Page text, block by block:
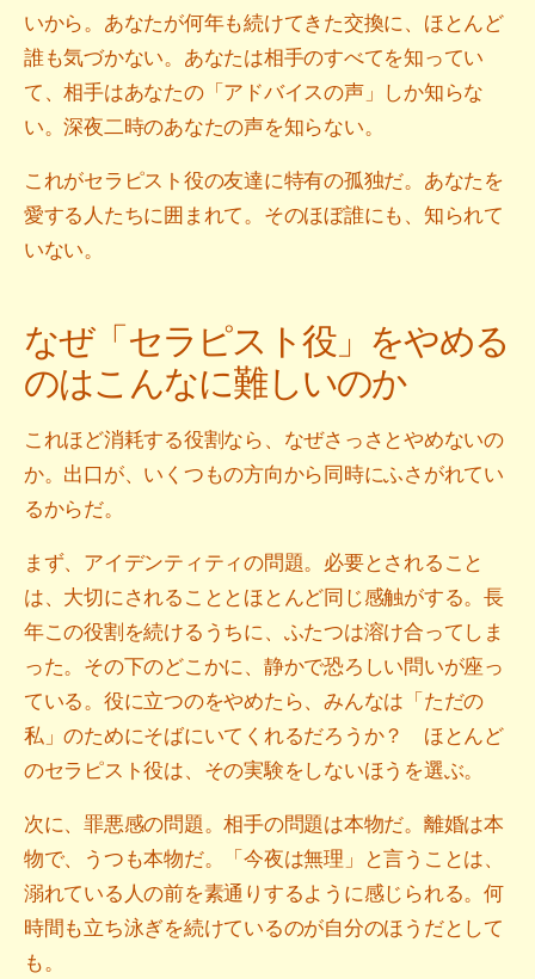
いから。あなたが何年も続けてきた交換に、ほとんど
誰も気づかない。あなたは相手のすべてを知ってい
て、相手はあなたの「アドバイスの声」しか知らな
い。深夜二時のあなたの声を知らない。
これがセラピスト役の友達に特有の孤独だ。あなたを
愛する人たちに囲まれて。そのほぼ誰にも、知られて
いない。
なぜ「セラピスト役」をやめる
のはこんなに難しいのか
これほど消耗する役割なら、なぜさっさとやめないの
か。出口が、いくつもの方向から同時にふさがれてい
るからだ。
まず、アイデンティティの問題。必要とされること
は、大切にされることとほとんど同じ感触がする。長
年この役割を続けるうちに、ふたつは溶け合ってしま
った。その下のどこかに、静かで恐ろしい問いが座っ
ている。役に立つのをやめたら、みんなは「ただの
私」のためにそばにいてくれるだろうか？ ほとんど
のセラピスト役は、その実験をしないほうを選ぶ。
次に、罪悪感の問題。相手の問題は本物だ。離婚は本
物で、うつも本物だ。「今夜は無理」と言うことは、
溺れている人の前を素通りするように感じられる。何
時間も立ち泳ぎを続けているのが自分のほうだとして
も。